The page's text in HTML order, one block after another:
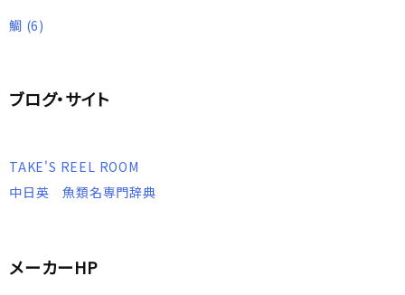
鯛 (6)
ブログ・サイト
TAKE'S REEL ROOM
中日英 魚類名専門辞典
メーカーHP